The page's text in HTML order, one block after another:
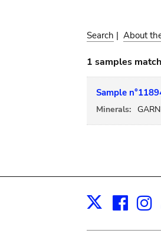
Search | About
1 samples
Sample
Minerals:
X